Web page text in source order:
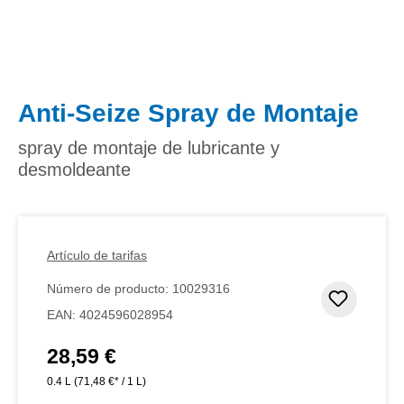
Anti-Seize Spray de Montaje
spray de montaje de lubricante y
desmoldeante
Artículo de tarifas
Número de producto: 10029316
EAN: 4024596028954
Precio normal:
28,59 €
0.4 L (71,48 €* / 1 L)